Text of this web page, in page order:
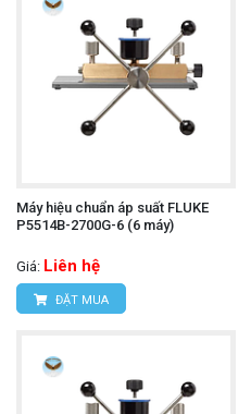
Máy hiệu chuẩn áp suất FLUKE
P5514B-2700G-6 (6 máy)
Giá: Liên hệ
ĐẶT MUA